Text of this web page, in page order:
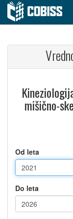
mišično-
Od leta
Do leta